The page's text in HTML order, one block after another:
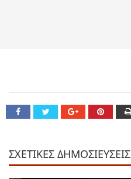
ΣΧΕΤΙΚΕΣ ΔΗΜΟΣΙΕΥΣΕΙΣ